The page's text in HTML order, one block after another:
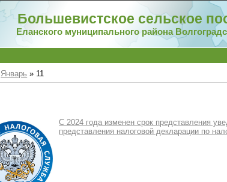
Большевистское сельское
Еланского муниципального района
Январь » 11
С 2024 года изменен срок представления
представления налоговой декларации по